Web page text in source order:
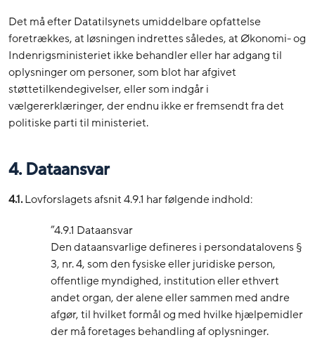
Det må efter Datatilsynets umiddelbare opfattelse
foretrækkes, at løsningen indrettes således, at Økonomi- og
Indenrigsministeriet ikke behandler eller har adgang til
oplysninger om personer, som blot har afgivet
støttetilkendegivelser, eller som indgår i
vælgererklæringer, der endnu ikke er fremsendt fra det
politiske parti til ministeriet.
4. Dataansvar
4.1.Lovforslagets afsnit 4.9.1 har følgende indhold:
”4.9.1 Dataansvar
Den dataansvarlige defineres i persondatalovens §
3, nr. 4, som den fysiske eller juridiske person,
offentlige myndighed, institution eller ethvert
andet organ, der alene eller sammen med andre
afgør, til hvilket formål og med hvilke hjælpemidler
der må foretages behandling af oplysninger.